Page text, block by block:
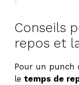
Conseils
repos et
Pour un punch
le temps de